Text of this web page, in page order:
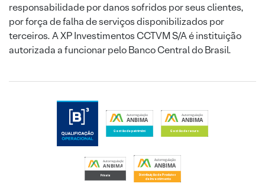
responsabilidade por danos sofridos por seus clientes,
por força de falha de serviços disponibilizados por
terceiros. A XP Investimentos CCTVM S/A é instituição
autorizada a funcionar pelo Banco Central do Brasil.